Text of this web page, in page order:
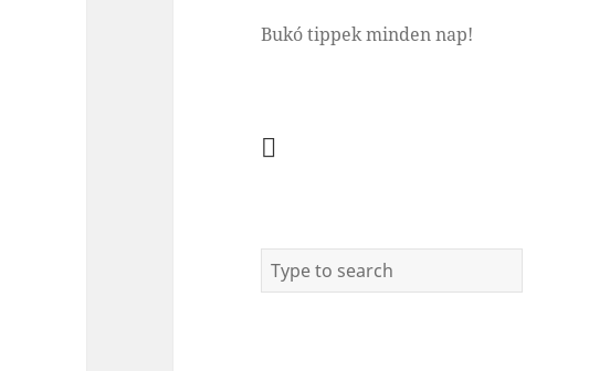
Bukó tippek minden nap!
Facebook